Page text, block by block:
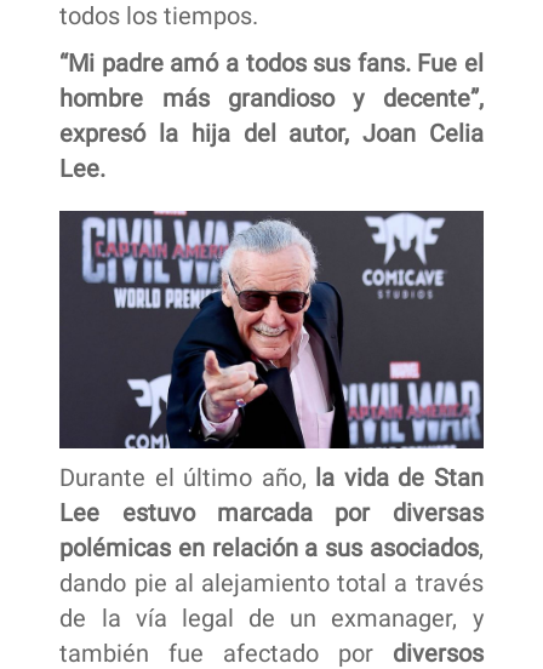
todos los tiempos.
“Mi padre amó a todos sus fans. Fue el
hombre más grandioso y decente”,
expresó la hija del autor, Joan Celia
Lee.
Durante el último año,
la vida de Stan
Lee estuvo marcada por diversas
polémicas en relación a sus asociados,
dando pie al alejamiento total a través
de la vía legal de un exmanager, y
también fue afectado por diversos